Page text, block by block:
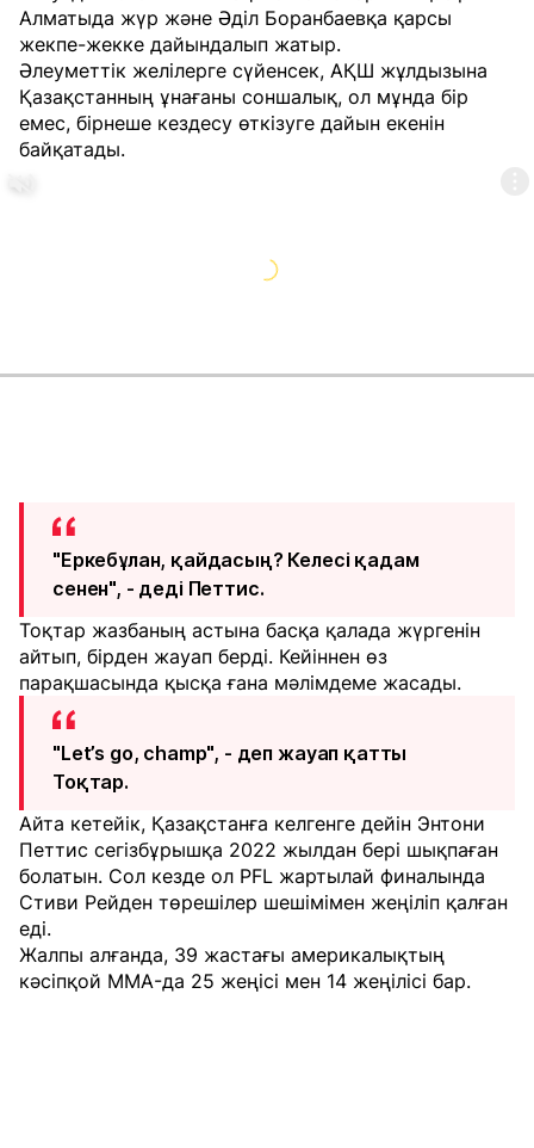
Алматыда жүр және Әділ Боранбаевқа қарсы
жекпе-жекке дайындалып жатыр.
Әлеуметтік желілерге сүйенсек, АҚШ жұлдызына
Қазақстанның ұнағаны соншалық, ол мұнда бір
емес, бірнеше кездесу өткізуге дайын екенін
байқатады.
"Еркебұлан, қайдасың? Келесі қадам
сенен", - деді Петтис.
Тоқтар жазбаның астына басқа қалада жүргенін
айтып, бірден жауап берді. Кейіннен өз
парақшасында қысқа ғана мәлімдеме жасады.
"Let’s go, champ", - деп жауап қатты
Тоқтар.
Айта кетейік, Қазақстанға келгенге дейін Энтони
Петтис сегізбұрышқа 2022 жылдан бері шықпаған
болатын. Сол кезде ол PFL жартылай финалында
Стиви Рейден төрешілер шешімімен жеңіліп қалған
еді.
Жалпы алғанда, 39 жастағы америкалықтың
кәсіпқой MMA-да 25 жеңісі мен 14 жеңілісі бар.